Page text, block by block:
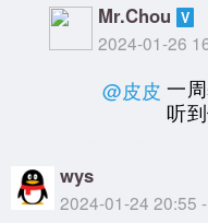
Mr.Chou
2024-01-26
@皮皮 一
听
wys
2024-01-24 20:55